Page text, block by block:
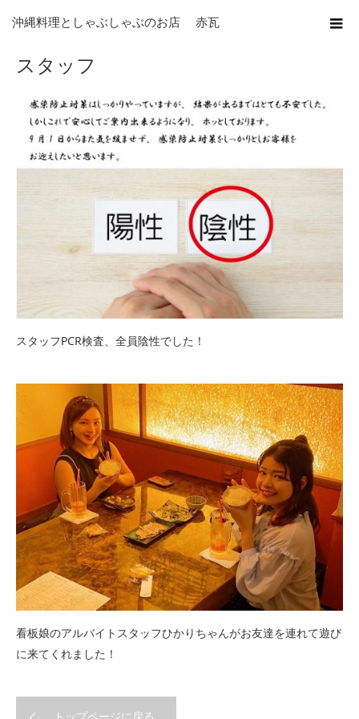
沖縄料理としゃぶしゃぶのお店 赤瓦
ブログ
スタッフ
スタッフ
スタッフPCR検査、全員陰性でした！
看板娘のアルバイトスタッフひかりちゃんがお友達を連れて遊び
に来てくれました！